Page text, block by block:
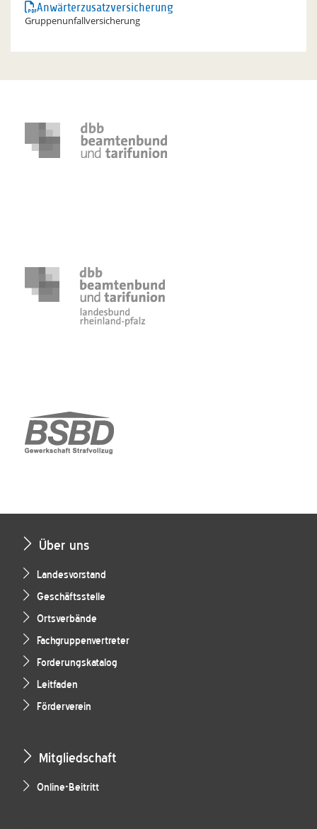
Anwärterzusatzversicherung
Gruppenunfallversicherung
Über uns
Landesvorstand
Geschäftsstelle
Ortsverbände
Fachgruppenvertreter
Forderungskatalog
Leitfaden
Förderverein
Mitgliedschaft
Online-Beitritt